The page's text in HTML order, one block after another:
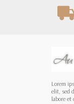
Lorem
elit, sed
labore et